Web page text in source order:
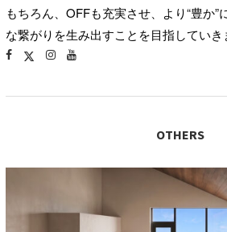
もちろん、OFFも充実させ、より“豊か”
な繋がりを生み出すことを目指していき
OTHERS